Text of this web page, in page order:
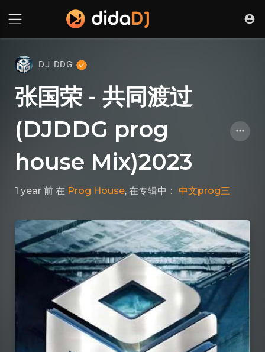
DJ DDG
张国荣 - 共同渡过
(DJDDG prog
house Mix)2023
1 year 前 在 Prog House, 在专辑中： 中文prog三